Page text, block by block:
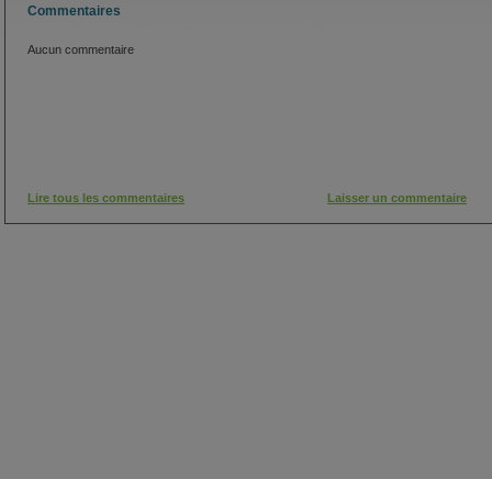
Commentaires
Aucun commentaire
Lire tous les commentaires Laisser un commentaire